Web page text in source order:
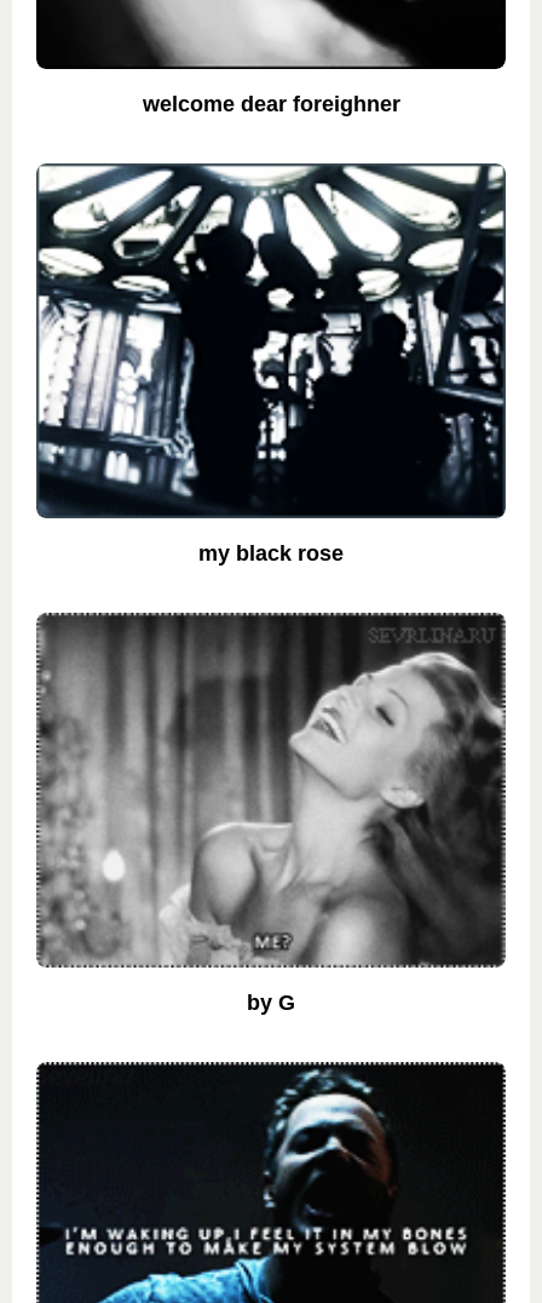
welcome dear foreighner
my black rose
by G